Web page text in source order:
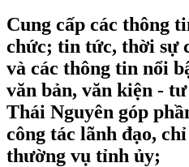
Cung cấp các thông
chức; tin tức, thời sự
và các thông tin nổi
văn bản, văn kiện -
Thái Nguyên góp
công tác lãnh đạo,
thường vụ tỉnh ủy;